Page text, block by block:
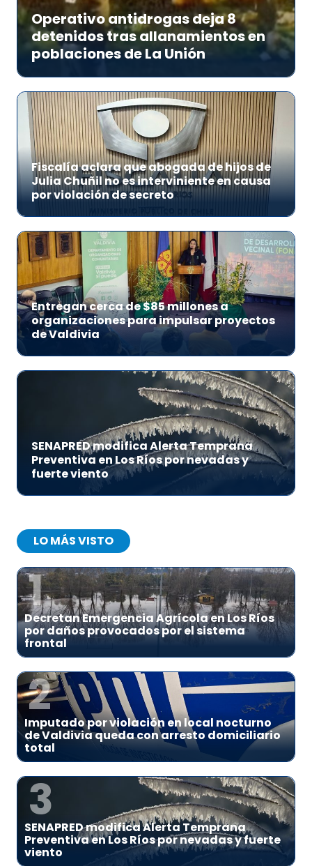
Operativo antidrogas deja 8
detenidos tras allanamientos en
poblaciones de La Unión
Fiscalía aclara que abogada de hijos de
Julia Chuñil no es interviniente en causa
por violación de secreto
Entregan cerca de $85 millones a
organizaciones para impulsar proyectos
de Valdivia
SENAPRED modifica Alerta Temprana
Preventiva en Los Ríos por nevadas y
fuerte viento
LO MÁS VISTO
1
Decretan Emergencia Agrícola en Los Ríos
por daños provocados por el sistema
frontal
2
Imputado por violación en local nocturno
de Valdivia queda con arresto domiciliario
total
3
SENAPRED modifica Alerta Temprana
Preventiva en Los Ríos por nevadas y fuerte
viento